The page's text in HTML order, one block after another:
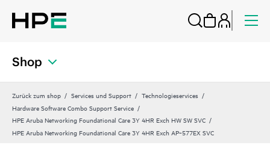
Shop
Zurück zum shop Services und Support
Technologieservices
Hardware Software Combo Support Service
HPE Aruba Networking Foundational Care 3Y 4HR Exch HW SW SVC
HPE Aruba Networking Foundational Care 3Y 4HR Exch AP‑577EX SVC